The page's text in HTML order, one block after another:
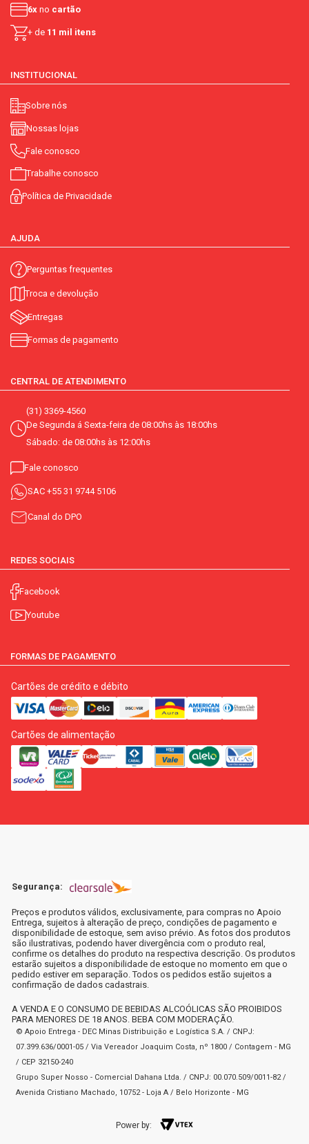
6x no cartão
+ de 11 mil itens
INSTITUCIONAL
Sobre nós
Nossas lojas
Fale conosco
Trabalhe conosco
Política de Privacidade
AJUDA
Perguntas frequentes
Troca e devolução
Entregas
Formas de pagamento
CENTRAL DE ATENDIMENTO
(31) 3369-4560
De Segunda á Sexta-feira de 08:00hs às 18:00hs
Sábado: de 08:00hs às 12:00hs
Fale conosco
SAC +55 31 9744 5106
Canal do DPO
REDES SOCIAIS
Facebook
Youtube
FORMAS DE PAGAMENTO
Cartões de crédito e débito
Cartões de alimentação
Segurança:
Preços e produtos válidos, exclusivamente, para compras no Apoio
Entrega, sujeitos à alteração de preço, condições de pagamento e
disponibilidade de estoque, sem aviso prévio. As fotos dos produtos
são ilustrativas, podendo haver divergência com o produto real,
confirme os detalhes do produto na respectiva descrição. Os produtos
estarão sujeitos a disponibilidade de estoque no momento em que o
pedido estiver em separação. Todos os pedidos estão sujeitos a
confirmação de dados cadastrais.
A VENDA E O CONSUMO DE BEBIDAS ALCOÓLICAS SÃO PROIBIDOS
PARA MENORES DE 18 ANOS. BEBA COM MODERAÇÃO.
© Apoio Entrega - DEC Minas Distribuição e Logística S.A. / CNPJ:
07.399.636/0001-05 / Via Vereador Joaquim Costa, nº 1800 / Contagem - MG
/ CEP 32150-240
Grupo Super Nosso - Comercial Dahana Ltda. / CNPJ: 00.070.509/0011-82 /
Avenida Cristiano Machado, 10752 - Loja A / Belo Horizonte - MG
Power by: